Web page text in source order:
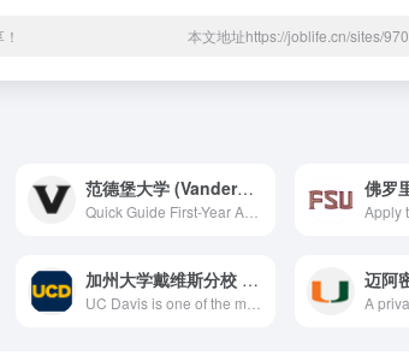
本文地址https://joblife.cn/sites/
范德堡大学 (Vanderbilt University)
Quick Guide First-Year Applicants Transfer Applicants International Applicants High School Counselors Apply Dates &amp; Deadlines MyAppVU Visit Campus Request Info Find Your Major Contact a Student The Admissions Blog Financial Aid &amp; Scholarships Nashville Information for Small Town and
加州大学戴维斯分校 (UC Davis)